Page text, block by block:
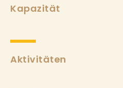
Kapazität
Aktivitäten